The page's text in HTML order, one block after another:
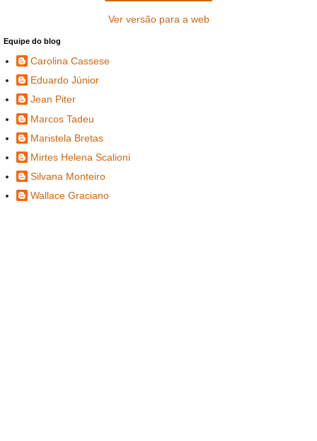
Ver versão para a web
Equipe do blog
Carolina Cassese
Eduardo Júnior
Jean Piter
Marcos Tadeu
Maristela Bretas
Mirtes Helena Scalioni
Silvana Monteiro
Wallace Graciano